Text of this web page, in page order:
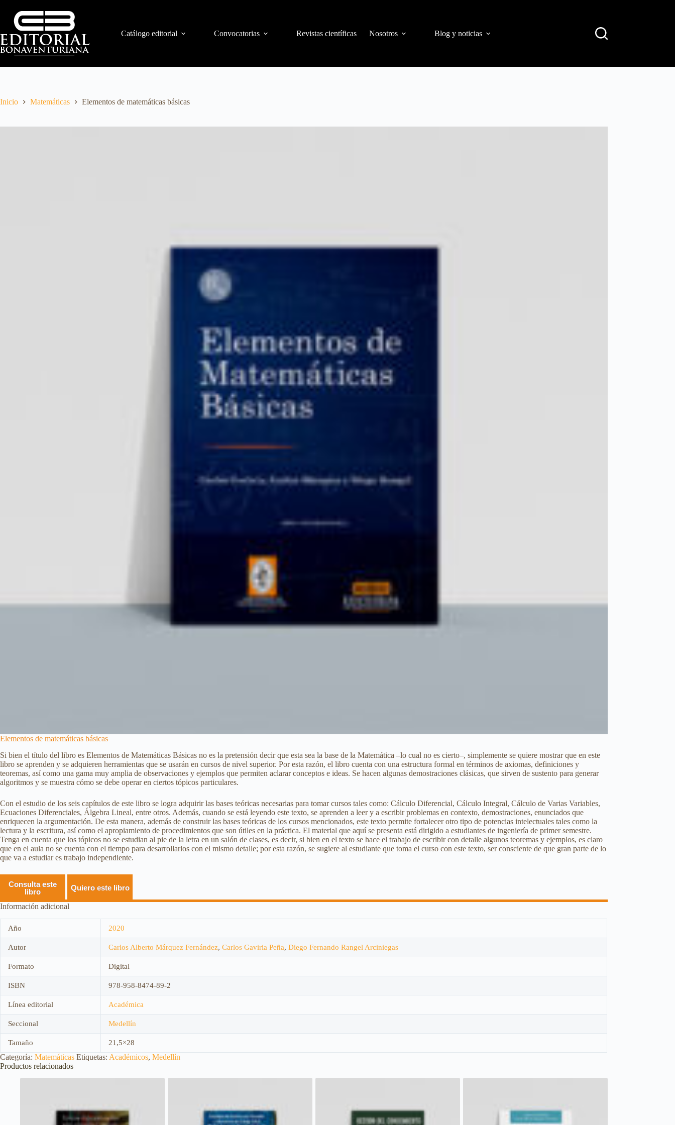
Catálogo editorial Convocatorias Revistas científicas Nosotros Blog y noticias
Inicio Matemáticas Elementos de matemáticas básicas
Elementos de matemáticas básicas
Si bien el título del libro es Elementos de Matemáticas Básicas no es la pretensión decir que esta sea la base de la Matemática –lo cual no es cierto–, simplemente se quiere mostrar que en este
libro se aprenden y se adquieren herramientas que se usarán en cursos de nivel superior. Por esta razón, el libro cuenta con una estructura formal en términos de axiomas, definiciones y
teoremas, así como una gama muy amplia de observaciones y ejemplos que permiten aclarar conceptos e ideas. Se hacen algunas demostraciones clásicas, que sirven de sustento para generar
algoritmos y se muestra cómo se debe operar en ciertos tópicos particulares.
Con el estudio de los seis capítulos de este libro se logra adquirir las bases teóricas necesarias para tomar cursos tales como: Cálculo Diferencial, Cálculo Integral, Cálculo de Varias Variables,
Ecuaciones Diferenciales, Álgebra Lineal, entre otros. Además, cuando se está leyendo este texto, se aprenden a leer y a escribir problemas en contexto, demostraciones, enunciados que
enriquecen la argumentación. De esta manera, además de construir las bases teóricas de los cursos mencionados, este texto permite fortalecer otro tipo de potencias intelectuales tales como la
lectura y la escritura, así como el apropiamiento de procedimientos que son útiles en la práctica. El material que aquí se presenta está dirigido a estudiantes de ingeniería de primer semestre.
Tenga en cuenta que los tópicos no se estudian al pie de la letra en un salón de clases, es decir, si bien en el texto se hace el trabajo de escribir con detalle algunos teoremas y ejemplos, es claro
que en el aula no se cuenta con el tiempo para desarrollarlos con el mismo detalle; por esta razón, se sugiere al estudiante que toma el curso con este texto, ser consciente de que gran parte de lo
que va a estudiar es trabajo independiente.
Consulta este
libro
Quiero este libro
Información adicional
Año 2020
Autor Carlos Alberto Márquez Fernández, Carlos Gaviria Peña, Diego Fernando Rangel Arciniegas
Formato Digital
ISBN 978-958-8474-89-2
Línea editorial Académica
Seccional Medellín
Tamaño 21,5×28
Categoría: Matemáticas Etiquetas: Académicos, Medellín
Productos relacionados